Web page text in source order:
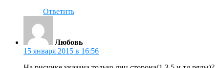
Ответить
Любовь
15 января 2015 в 16:56